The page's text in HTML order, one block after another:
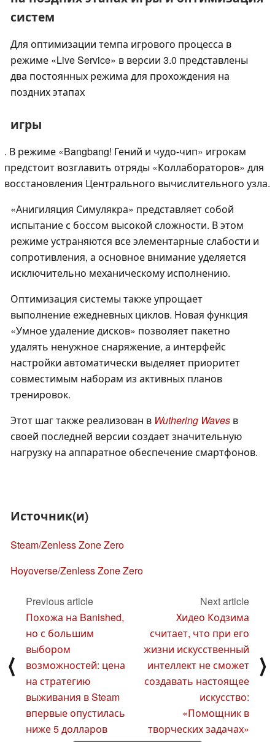
систем
Для оптимизации темпа игрового процесса в
режиме «Live Service» в версии 3.0 представлены
два постоянных режима для прохождения на
поздних этапах
игры
. В режиме «Bangbang! Гений и чудо-чип» игрокам
предстоит возглавить отряды «Коллабораторов» для
восстановления Центрального вычислительного узла.
«Анигиляция Симулякра» представляет собой
испытание с боссом высокой сложности. В этом
режиме устраняются все элементарные слабости и
сопротивления, а основное внимание уделяется
исключительно механическому исполнению.
Оптимизация системы также упрощает
выполнение ежедневных циклов. Новая функция
«Умное удаление дисков» позволяет пакетно
удалять ненужное снаряжение, а интерфейс
настройки автоматически выделяет приоритет
совместимым наборам из активных планов
тренировок.
Этот шаг также реализован в Wuthering Waves в
своей последней версии создает значительную
нагрузку на аппаратное обеспечение смартфонов.
Источник(и)
Steam/Zenless Zone Zero
Hoyoverse/Zenless Zone Zero
⟨
Previous article
Похожа на Banished,
но с большим
выбором
возможностей: цена
на стратегию
выживания в Steam
впервые опустилась
ниже 5 долларов
Next article
Хидео Кодзима
считает, что при его
жизни искусственный
интеллект не сможет
создавать настоящее
искусство:
«Помощник в
творческих задачах»
⟩